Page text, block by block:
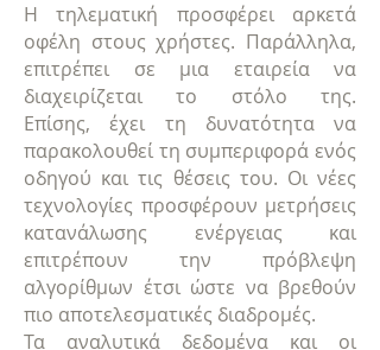
Η τηλεματική προσφέρει αρκετά
οφέλη στους χρήστες. Παράλληλα,
επιτρέπει σε μια εταιρεία να
διαχειρίζεται το στόλο της.
Επίσης, έχει τη δυνατότητα να
παρακολουθεί τη συμπεριφορά ενός
οδηγού και τις θέσεις του. Οι νέες
τεχνολογίες προσφέρουν μετρήσεις
κατανάλωσης ενέργειας και
επιτρέπουν την πρόβλεψη
αλγορίθμων έτσι ώστε να βρεθούν
πιο αποτελεσματικές διαδρομές.
Τα αναλυτικά δεδομένα και οι